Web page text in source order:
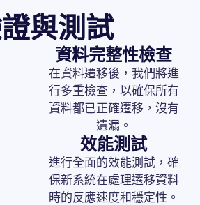
與測試
資料完整性檢查
在資料遷移後，我們將進
行多重檢查，以確保所有
資料都已正確遷移，沒有
遺漏。
效能測試
進行全面的效能測試，確
保新系統在處理遷移資料
時的反應速度和穩定性。